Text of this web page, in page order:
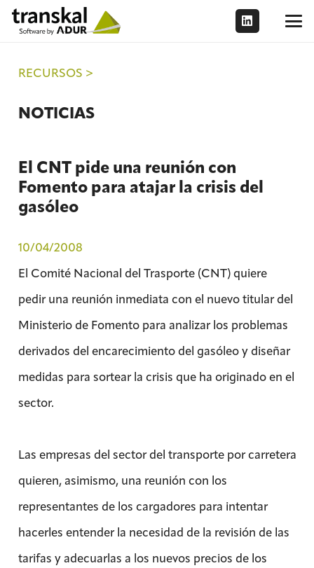
RECURSOS >
NOTICIAS
El CNT pide una reunión con
Fomento para atajar la crisis del
gasóleo
10/04/2008
El Comité Nacional del Trasporte (CNT) quiere
pedir una reunión inmediata con el nuevo titular del
Ministerio de Fomento para analizar los problemas
derivados del encarecimiento del gasóleo y diseñar
medidas para sortear la crisis que ha originado en el
sector.
Las empresas del sector del transporte por carretera
quieren, asimismo, una reunión con los
representantes de los cargadores para intentar
hacerles entender la necesidad de la revisión de las
tarifas y adecuarlas a los nuevos precios de los